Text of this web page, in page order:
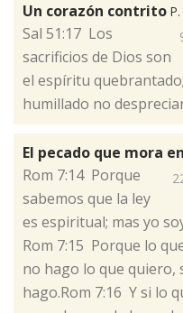
Un corazón contrito
​Sal 51:17 Los
sacrificios de Dios son
el espíritu
humillado no
El pecado que mora
​Rom 7:14 Porque
sabemos que la ley
es espiritual; mas yo
Rom 7:15 Porque lo
no hago lo que quiero,
hago.Rom 7:16 Y si lo